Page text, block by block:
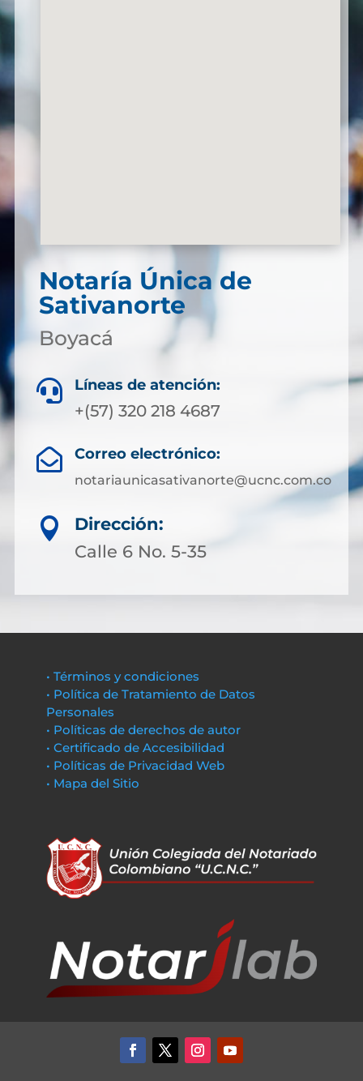
Notaría Única de
Sativanorte
Boyacá
 Líneas de atención:
+(57) 320 218 4687
 Correo electrónico:
notariaunicasativanorte@ucnc.com.co

Dirección:
Calle 6 No. 5-35
• Términos y condiciones
• Política de Tratamiento de Datos
Personales
• Políticas de derechos de autor
• Certificado de Accesibilidad
• Políticas de Privacidad Web
• Mapa del Sitio